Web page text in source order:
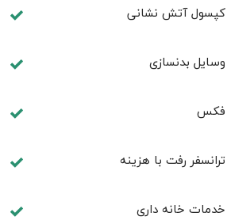
کپسول آتش نشانی
وسایل بدنسازی
فكس
ترانسفر رفت با هزینه
خدمات خانه داری